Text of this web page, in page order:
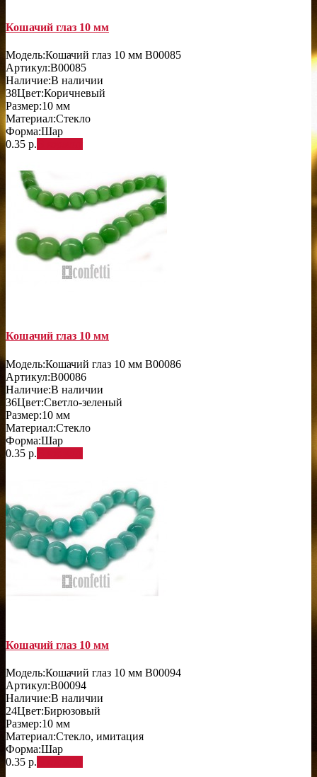
Кошачий глаз 10 мм
Модель:Кошачий глаз 10 мм B00085
Артикул:B00085
Наличие:В наличии
38Цвет:Коричневый
Размер:10 мм
Материал:Стекло
Форма:Шар
0.35 р.
Кошачий глаз 10 мм
Модель:Кошачий глаз 10 мм B00086
Артикул:B00086
Наличие:В наличии
36Цвет:Светло-зеленый
Размер:10 мм
Материал:Стекло
Форма:Шар
0.35 р.
Кошачий глаз 10 мм
Модель:Кошачий глаз 10 мм B00094
Артикул:B00094
Наличие:В наличии
24Цвет:Бирюзовый
Размер:10 мм
Материал:Стекло, имитация
Форма:Шар
0.35 р.